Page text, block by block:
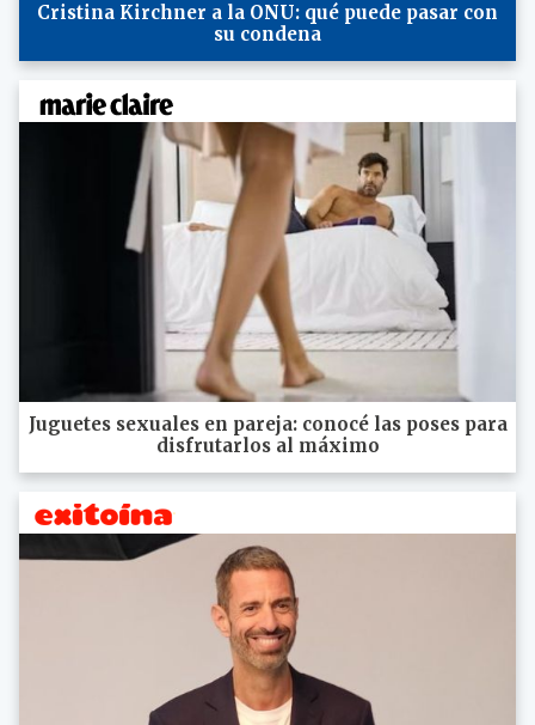
Cristina Kirchner a la ONU: qué puede pasar con
su condena
Juguetes sexuales en pareja: conocé las poses para
disfrutarlos al máximo